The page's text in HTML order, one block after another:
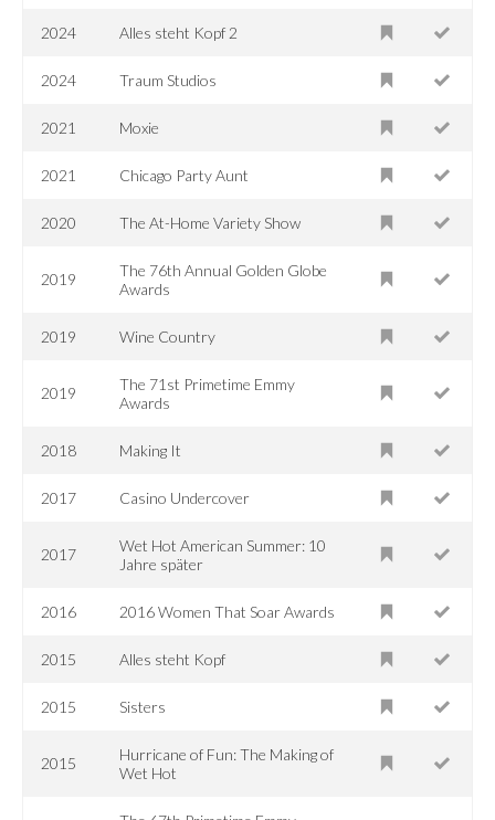
2024 Alles steht Kopf 2
2024 Traum Studios
2021 Moxie
2021 Chicago Party Aunt
2020 The At-Home Variety Show
2019
The 76th Annual Golden Globe
Awards
2019 Wine Country
2019
The 71st Primetime Emmy
Awards
2018 Making It
2017 Casino Undercover
2017
Wet Hot American Summer: 10
Jahre später
2016 2016 Women That Soar Awards
2015 Alles steht Kopf
2015 Sisters
2015
Hurricane of Fun: The Making of
Wet Hot